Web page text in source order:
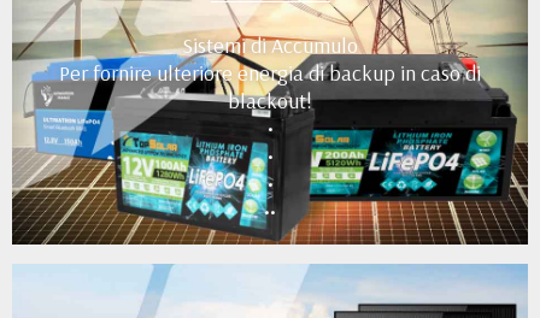
Sistemi di Accumulo
Per fornire ulteriore energia di backup in caso di
blackout!
•
•
•
••